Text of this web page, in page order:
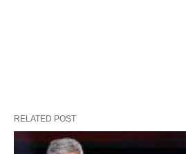
RELATED POST